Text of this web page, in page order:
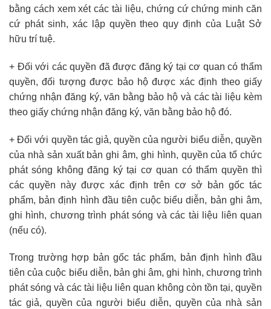
bằng cách xem xét các tài liệu, chứng cứ chứng minh căn
cứ phát sinh, xác lập quyền theo quy định của Luật Sở
hữu trí tuệ.
+ Đối với các quyền đã được đăng ký tại cơ quan có thẩm
quyền, đối tượng được bảo hộ được xác định theo giấy
chứng nhận đăng ký, văn bằng bảo hộ và các tài liệu kèm
theo giấy chứng nhận đăng ký, văn bằng bảo hộ đó.
+ Đối với quyền tác giả, quyền của người biểu diễn, quyền
của nhà sản xuất bản ghi âm, ghi hình, quyền của tổ chức
phát sóng không đăng ký tại cơ quan có thẩm quyền thì
các quyền này được xác định trên cơ sở bản gốc tác
phẩm, bản định hình đầu tiên cuộc biểu diễn, bản ghi âm,
ghi hình, chương trình phát sóng và các tài liệu liên quan
(nếu có).
Trong trường hợp bản gốc tác phẩm, bản định hình đầu
tiên của cuộc biểu diễn, bản ghi âm, ghi hình, chương trình
phát sóng và các tài liệu liên quan không còn tồn tại, quyền
tác giả, quyền của người biểu diễn, quyền của nhà sản